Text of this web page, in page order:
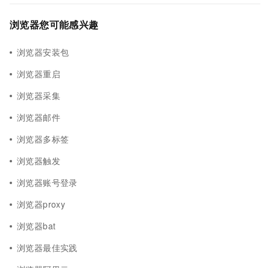
浏览器您可能感兴趣
浏览器安装包
浏览器重启
浏览器采集
浏览器邮件
浏览器多标签
浏览器触发
浏览器账号登录
浏览器proxy
浏览器bat
浏览器最佳实践